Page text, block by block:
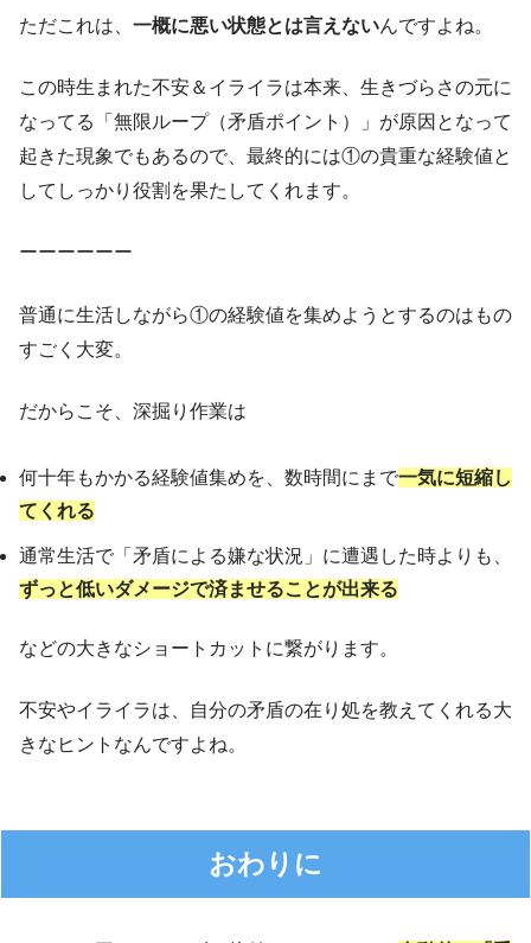
ただこれは、 一概に悪い状態とは言えないんですよね。
この時生まれた不安＆イライラは本来、生きづらさの元に
なってる「無限ループ（矛盾ポイント）」が原因となって
起きた現象でもあるので、最終的には①の貴重な経験値と
してしっかり役割を果たしてくれます。
ーーーーーー
普通に生活しながら①の経験値を集めようとするのはもの
すごく大変。
だからこそ、深掘り作業は
何十年もかかる経験値集めを、数時間にまで一気に短縮し
てくれる
通常生活で「矛盾による嫌な状況」に遭遇した時よりも、
ずっと低いダメージで済ませることが出来る
などの大きなショートカットに繋がります。
不安やイライラは、自分の矛盾の在り処を教えてくれる大
きなヒントなんですよね。
おわりに